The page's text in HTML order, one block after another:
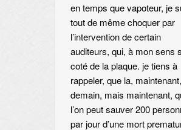
en temps que vapoteur, je
tout de même choquer par
l’intervention de certain
auditeurs, qui, à mon sens
coté de la plaque. je tiens à
rappeler, que la,
demain, mais maintenant,
l’on peut sauver 200
par jour d’une mort